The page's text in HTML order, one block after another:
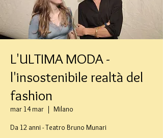
L'ULTIMA MODA -
l'insostenibile realtà del
fashion
mar 14 mar
  |
Milano
Da 12 anni - Teatro Bruno Munari